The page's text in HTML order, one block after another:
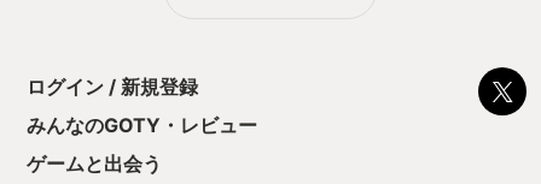
ム難易度としてはかなり高めです…ぐぎぎ…。 理不尽極まりな
すが、どちらかと言えば「えっ…なんで今の動きでやられた
の…？」という想定外の負け方をすることの方が多いような気
がします。 なので、「はぁ？つまんねーやめやめ」って方も当
ログイン / 新規登録
みんなのGOTY・レビュー
ゲームと出会う